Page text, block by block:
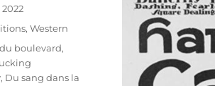
,Western
boulevard,
, Du sang dans la